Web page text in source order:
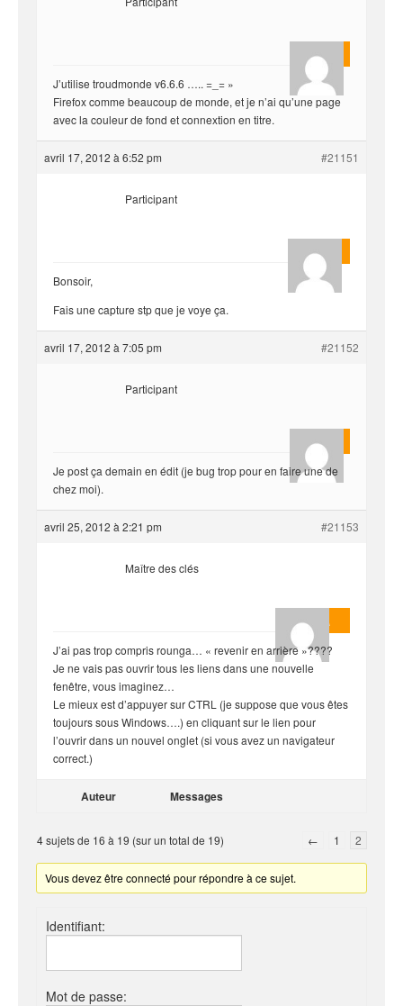
rounga
J’utilise troudmonde v6.6.6 ….. =_= »
Firefox comme beaucoup de monde, et je n’ai qu’une page
avec la couleur de fond et connextion en titre.
avril 17, 2012 à 6:52 pm #21151
Quentin
Participant
Bonsoir,
Fais une capture stp que je voye ça.
avril 17, 2012 à 7:05 pm #21152
rounga
Participant
Je post ça demain en édit (je bug trop pour en faire une de
chez moi).
avril 25, 2012 à 2:21 pm #21153
Masterjoa
Maître des clés
J’ai pas trop compris rounga… « revenir en arrière »????
Je ne vais pas ouvrir tous les liens dans une nouvelle
fenêtre, vous imaginez…
Le mieux est d’appuyer sur CTRL (je suppose que vous êtes
toujours sous Windows….) en cliquant sur le lien pour
l’ouvrir dans un nouvel onglet (si vous avez un navigateur
correct.)
Auteur Messages
4 sujets de 16 à 19 (sur un total de 19) ← 1 2
Vous devez être connecté pour répondre à ce sujet.
Identifiant:
Mot de passe: